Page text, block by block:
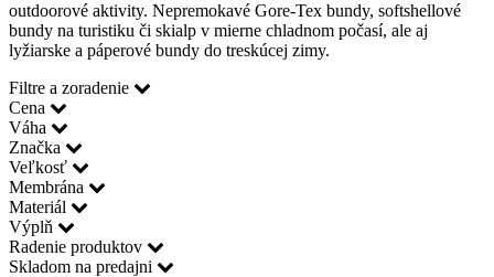
outdoorové aktivity. Nepremokavé Gore-Tex bundy, softshellové
bundy na turistiku či skialp v mierne chladnom počasí, ale aj
lyžiarske a páperové bundy do treskúcej zimy.
Filtre a zoradenie
Cena
Váha
Značka
Veľkosť
Membrána
Materiál
Výplň
Radenie produktov
Skladom na predajni